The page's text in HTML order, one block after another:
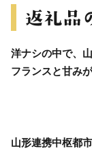
洋ナシの中で、
フランスと甘み
山形連携中枢都